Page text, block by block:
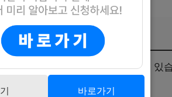
를 통해 필요한 지원을 받으실 수 있
바로가기